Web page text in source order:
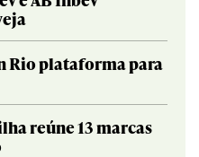
Rio plataforma para
reúne 13 marcas